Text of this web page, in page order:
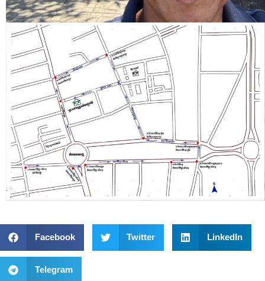
Facebook Twitter LinkedIn
Telegram